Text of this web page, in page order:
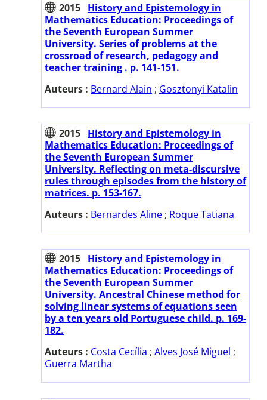
2015 History and Epistemology in
Mathematics Education: Proceedings of
the Seventh European Summer
University. Series of problems at the
crossroad of research, pedagogy and
teacher training . p. 141-151.
Auteurs : Bernard Alain ; Gosztonyi Katalin
2015 History and Epistemology in
Mathematics Education: Proceedings of
the Seventh European Summer
University. Reflecting on meta-discursive
rules through episodes from the history of
matrices. p. 153-167.
Auteurs : Bernardes Aline ; Roque Tatiana
2015 History and Epistemology in
Mathematics Education: Proceedings of
the Seventh European Summer
University. Ancestral Chinese method for
solving linear systems of equations seen
by a ten years old Portuguese child. p. 169-
182.
Auteurs : Costa Cecília ; Alves José Miguel ;
Guerra Martha